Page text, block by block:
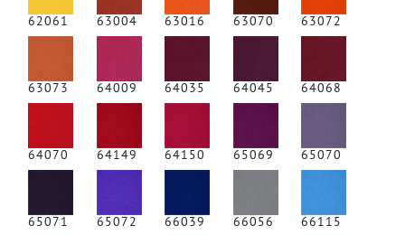
62061 63004 63016 63070 63072
63073 64009 64035 64045 64068
64070 64149 64150 65069 65070
65071 65072 66039 66056 66115